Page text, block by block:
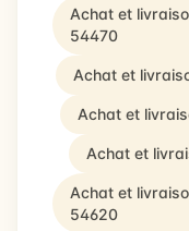
Achat et
54470
Achat et
Achat et
Achat et
Achat et
54620